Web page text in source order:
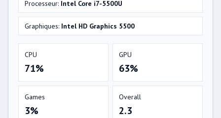
Processeur: Intel Core i7-5500U
Graphiques: Intel HD Graphics 5500
CPU
71%
GPU
63%
Games
3%
Overall
2.3